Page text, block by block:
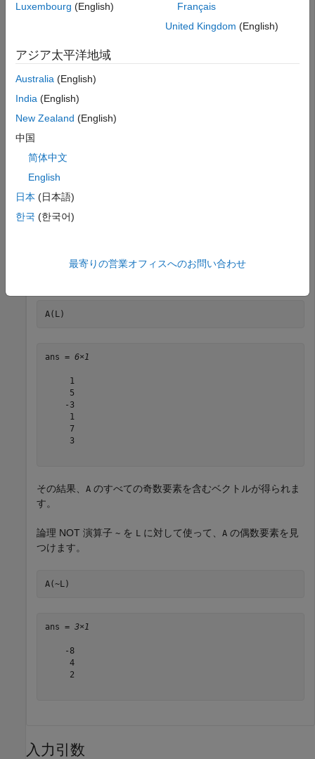
A = [1 -3 2;5 4 7;-8 1 3];
換します。
L = logical(mod(A,2))
   1   1   0
   1   0   1
   0   1   1
を論理インデックスとして使用し、A の奇数要素を抽出し
A(L)
ans = 6×1
     1
     5
    -3
     1
     7
     3
その結果、 A のすべての奇数要素を含むベクトルが得られま
す。
論理 NOT 演算子 ~ を L に対して使って、 A の偶数要素を見
つけます。
A(~L)
ans = 3×1
    -8
     4
     2
入力引数
Luxembourg (English)
Français
United Kingdom (English)
アジア太平洋地域
Australia (English)
India (English)
New Zealand (English)
中国
简体中文
English
日本 (日本語)
한국 (한국어)
最寄りの営業オフィスへのお問い合わせ